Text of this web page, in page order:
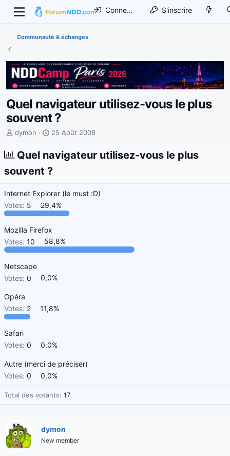
Connexion S'inscrire
Communauté & échanges
Quel navigateur utilisez-vous le plus
souvent ?
I
i
t
e
d
e
l
a
d
s
c
s
i
n
dymon
D
t
d
d
é
t
25 Août 2008
Quel navigateur utilisez-vous le plus
souvent ?
Internet Explorer (le must :D)
Votes: 5 29,4%
Mozilla Firefox
Votes: 10 58,8%
Netscape
Votes: 0 0,0%
Opéra
Votes: 2 11,8%
Safari
Votes: 0 0,0%
Autre (merci de préciser)
Votes: 0 0,0%
Total des votants 17
dymon
New member